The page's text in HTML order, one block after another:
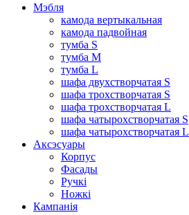
Мэбля
камода вертыкальная
камода падвойная
тумба S
тумба M
тумба L
шафа двухстворчатая S
шафа трохстворчатая S
шафа трохстворчатая L
шафа чатырохстворчатая S
шафа чатырохстворчатая L
Аксэсуары
Корпус
Фасады
Ручкі
Ножкі
Кампанія